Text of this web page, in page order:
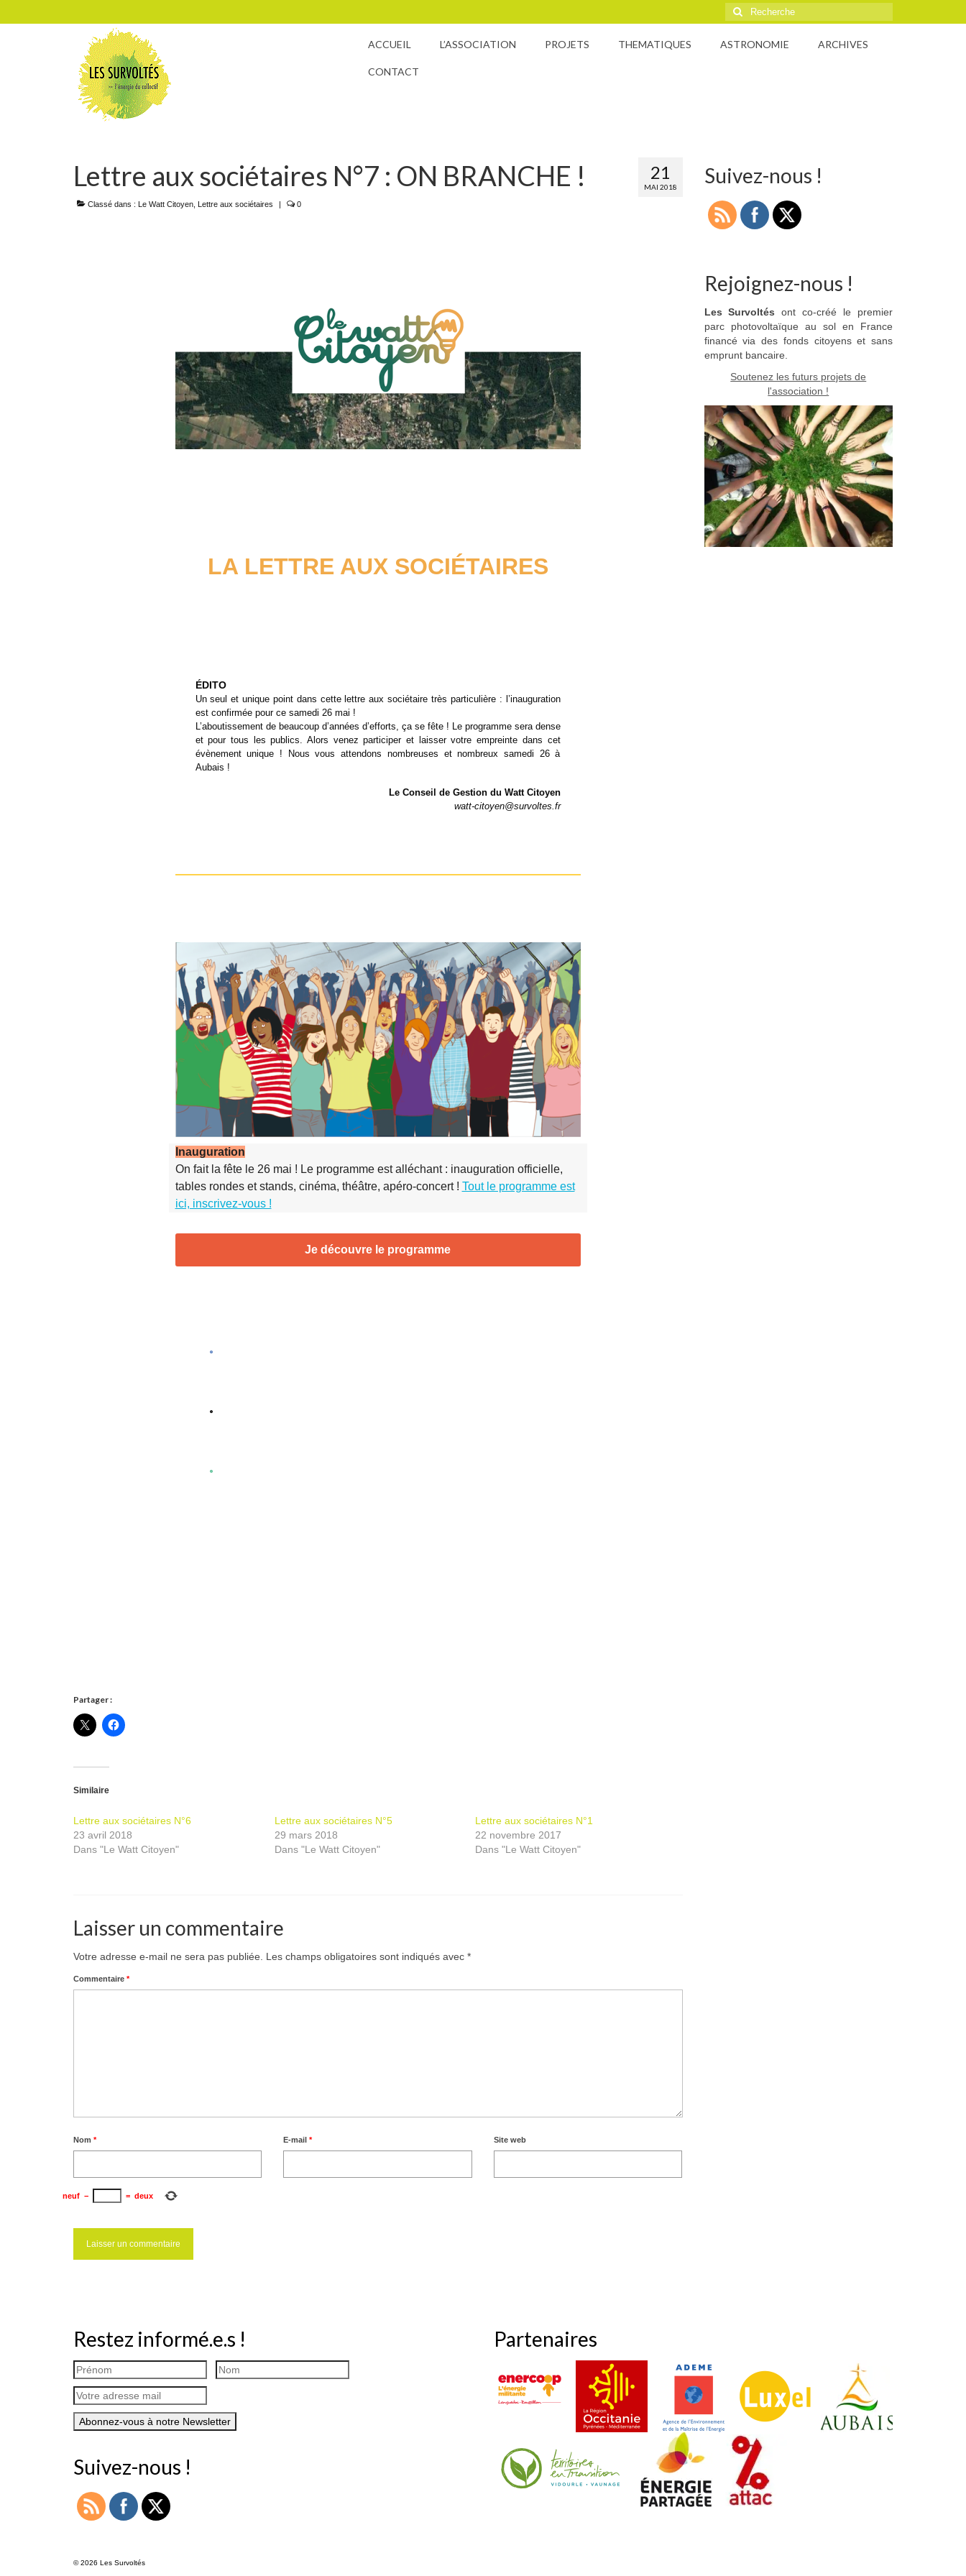
Rechercher
:
ACCUEIL L’ASSOCIATION PROJETS THEMATIQUES ASTRONOMIE ARCHIVES
CONTACT
21
MAI 2018
Lettre aux sociétaires N°7 : ON BRANCHE !
Classé dans : Le Watt Citoyen Lettre aux sociétaires | 0
LA LETTRE AUX SOCIÉTAIRES
ÉDITO
Un seul et unique point dans cette lettre aux sociétaire très particulière : l’inauguration
est confirmée pour ce samedi 26 mai !
L’aboutissement de beaucoup d’années d’efforts, ça se fête ! Le programme sera dense
et pour tous les publics. Alors venez participer et laisser votre empreinte dans cet
évènement unique ! Nous vous attendons nombreuses et nombreux samedi 26 à
Aubais !
Le Conseil de Gestion du Watt Citoyen
watt-citoyen@survoltes.fr
Inauguration
On fait la fête le 26 mai ! Le programme est alléchant : inauguration officielle,
tables rondes et stands, cinéma, théâtre, apéro-concert ! Tout le programme est
ici, inscrivez-vous !
Je découvre le programme
Partager :
Similaire
Lettre aux sociétaires N°6
23 avril 2018
Dans "Le Watt Citoyen"
Lettre aux sociétaires N°5
29 mars 2018
Dans "Le Watt Citoyen"
Lettre aux sociétaires N°1
22 novembre 2017
Dans "Le Watt Citoyen"
Laisser un commentaire
Votre adresse e-mail ne sera pas publiée. Les champs obligatoires sont indiqués avec *
Commentaire *
Nom * E-mail* Site web
neuf − = deux
Suivez-nous !
Rejoignez-nous !
Les Survoltés ont co-créé le premier
parc photovoltaïque au sol en France
financé via des fonds citoyens et sans
emprunt bancaire.
Soutenez les futurs projets de
l'association !
Restez informé.e.s !
Suivez-nous !
Partenaires
© 2026 Les Survoltés